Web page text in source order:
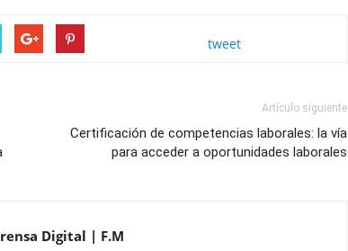
tweet
Artículo siguiente
Certificación de competencias laborales: la vía
para acceder a oportunidades laborales
Digital | F.M